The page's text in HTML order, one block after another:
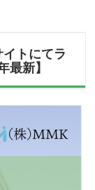
トにてラ
最新】